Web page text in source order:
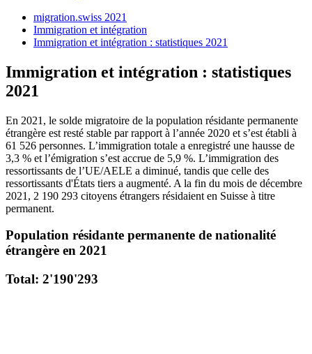
migration.swiss 2021
Immigration et intégration
Immigration et intégration : statistiques 2021
Immigration et intégration : statistiques
2021
En 2021, le solde migratoire de la population résidante permanente
étrangère est resté stable par rapport à l’année 2020 et s’est établi à
61 526 personnes. L’immigration totale a enregistré une hausse de
3,3 % et l’émigration s’est accrue de 5,9 %. L’immigration des
ressortissants de l’UE/AELE a diminué, tandis que celle des
ressortissants d'États tiers a augmenté. A la fin du mois de décembre
2021, 2 190 293 citoyens étrangers résidaient en Suisse à titre
permanent.
Population résidante permanente de nationalité
étrangère en 2021
Total: 2'190'293